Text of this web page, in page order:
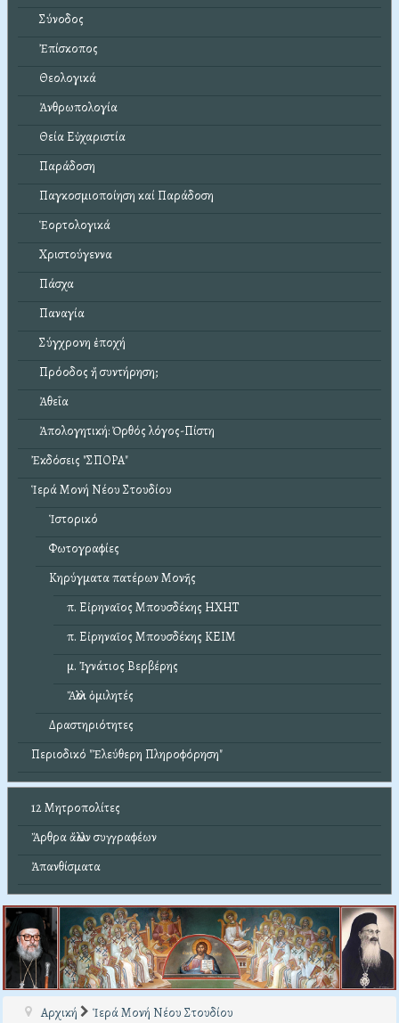
Σύνοδος
Ἐπίσκοπος
Θεολογικά
Ἀνθρωπολογία
Θεία Εὐχαριστία
Παράδοση
Παγκοσμιοποίηση καί Παράδοση
Ἑορτολογικά
Χριστούγεννα
Πάσχα
Παναγία
Σύγχρονη ἐποχή
Πρόοδος ἤ συντήρηση;
Ἀθεΐα
Ἀπολογητική: Ὀρθός λόγος-Πίστη
Ἐκδόσεις "ΣΠΟΡΑ"
Ἱερά Μονή Νέου Στουδίου
Ἱστορικό
Φωτογραφίες
Κηρύγματα πατέρων Μονῆς
π. Εἰρηναῖος Μπουσδέκης ΗΧΗΤ
π. Εἰρηναῖος Μπουσδέκης ΚΕΙΜ
μ. Ἰγνάτιος Βερβέρης
Ἄλλοι ὁμιλητές
Δραστηριότητες
Περιοδικό "Ἐλεύθερη Πληροφόρηση"
12 Μητροπολίτες
Ἄρθρα ἄλλων συγγραφέων
Ἀπανθίσματα
Αρχική
Ἱερά Μονή Νέου Στουδίου